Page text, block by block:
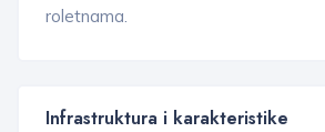
roletnama.
Infrastruktura i karakteristike